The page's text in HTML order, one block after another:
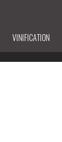
VINIFICATION